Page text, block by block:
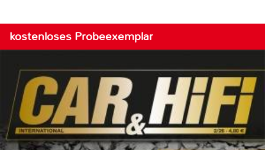
kostenloses Probeexemplar